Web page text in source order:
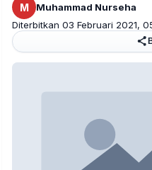
M
Muhammad Nurseha
Diterbitkan 03 Februari 2021,